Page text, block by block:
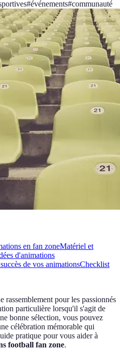
#événements#communauté
en fan zoneMatériel et
d'animations
de vos animationsChecklist
rassemblement pour les passionnés
particulière lorsqu'il s'agit de
bonne sélection, vous pouvez
célébration mémorable qui
pratique pour vous aider à
football fan zone.